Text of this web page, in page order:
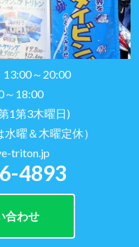
～20:00
～18:00
1第3木曜日)
曜＆木曜定休）
triton.jp
4893
合わせ